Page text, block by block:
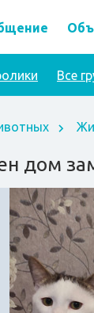
Все
дом